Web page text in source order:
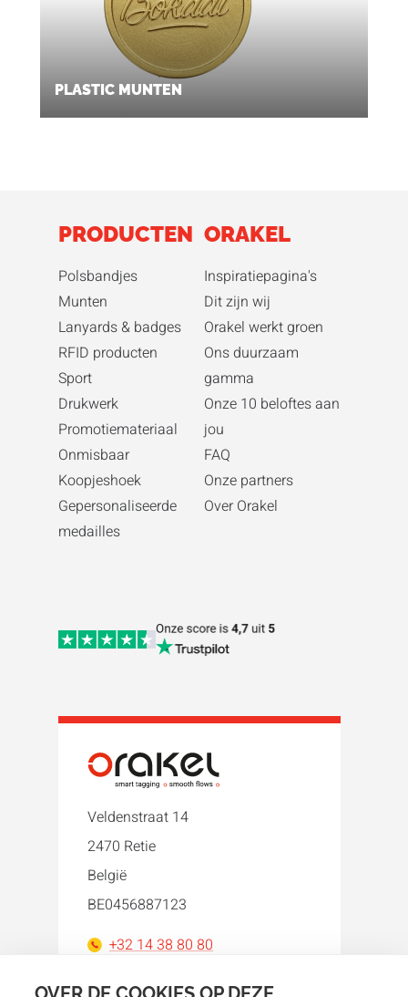
PLASTIC MUNTEN
PRODUCTEN
Polsbandjes
Munten
Lanyards & badges
RFID producten
Sport
Drukwerk
Promotiemateriaal
Onmisbaar
Koopjeshoek
Gepersonaliseerde
medailles
ORAKEL
Inspiratiepagina's
Dit zijn wij
Orakel werkt groen
Ons duurzaam
gamma
Onze 10 beloftes aan
jou
FAQ
Onze partners
Over Orakel
Veldenstraat 14
2470 Retie
België
BE0456887123
+32 14 38 80 80